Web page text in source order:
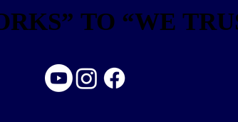
TO “WE
TO “WE